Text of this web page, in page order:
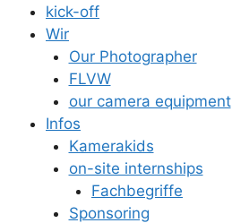
kick-off
Wir
Our Photographer
FLVW
our camera equipment
Infos
Kamerakids
on-site internships
Fachbegriffe
Sponsoring